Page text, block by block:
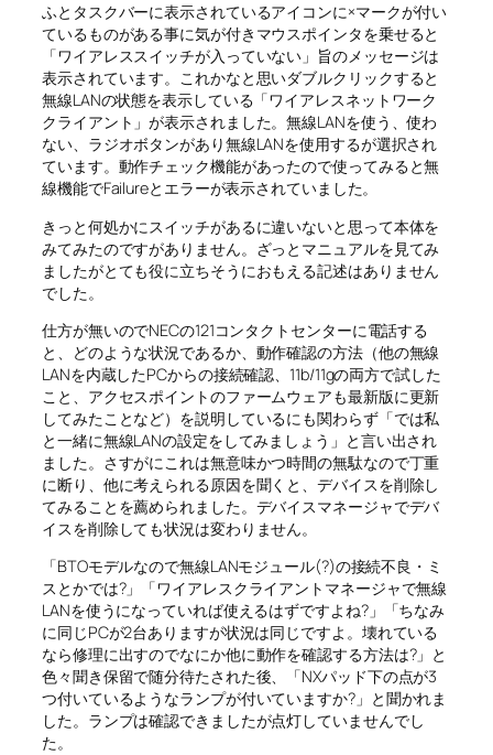
ふとタスクバーに表示されているアイコンに×マークが付い
ているものがある事に気が付きマウスポインタを乗せると
「ワイアレススイッチが入っていない」旨のメッセージは
表示されています。これかなと思いダブルクリックすると
無線LANの状態を表示している「ワイアレスネットワーク
クライアント」が表示されました。無線LANを使う、使わ
ない、ラジオボタンがあり無線LANを使用するが選択され
ています。動作チェック機能があったので使ってみると無
線機能でFailureとエラーが表示されていました。
きっと何処かにスイッチがあるに違いないと思って本体を
みてみたのですがありません。ざっとマニュアルを見てみ
ましたがとても役に立ちそうにおもえる記述はありません
でした。
仕方が無いのでNECの121コンタクトセンターに電話する
と、どのような状況であるか、動作確認の方法（他の無線
LANを内蔵したPCからの接続確認、11b/11gの両方で試した
こと、アクセスポイントのファームウェアも最新版に更新
してみたことなど）を説明しているにも関わらず「では私
と一緒に無線LANの設定をしてみましょう」と言い出され
ました。さすがにこれは無意味かつ時間の無駄なので丁重
に断り、他に考えられる原因を聞くと、デバイスを削除し
てみることを薦められました。デバイスマネージャでデバ
イスを削除しても状況は変わりません。
「BTOモデルなので無線LANモジュール(?)の接続不良・ミ
スとかでは?」「ワイアレスクライアントマネージャで無線
LANを使うになっていれば使えるはずですよね?」「ちなみ
に同じPCが2台ありますが状況は同じですよ。壊れている
なら修理に出すのでなにか他に動作を確認する方法は?」と
色々聞き保留で随分待たされた後、「NXパッド下の点が3
つ付いているようなランプが付いていますか?」と聞かれま
した。ランプは確認できましたが点灯していませんでし
た。